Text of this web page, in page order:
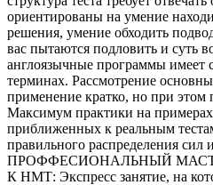
ориентированы на умение
решения, умение обходить
вас пытаются подловить и суть
англоязычные программы имеет
терминах. Рассмотрение
применение кратко, но при
Максимум практики на
приближенных к реальным
правильного распределения сил
ПРОФФЕСИОНАЛЬНЫЙ
К НМТ: Экспресс занятие, на